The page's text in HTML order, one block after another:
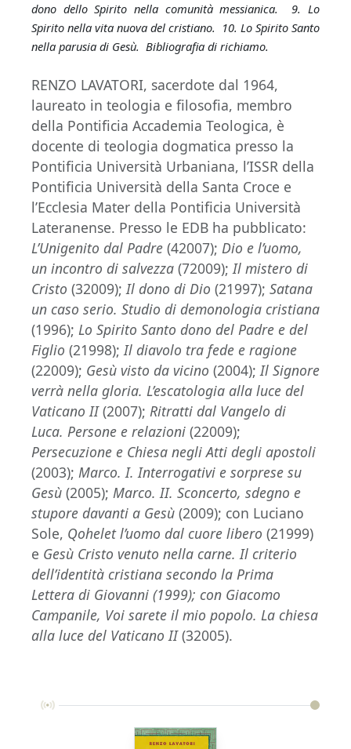
dono dello Spirito nella comunità messianica. 9. Lo
Spirito nella vita nuova del cristiano. 10. Lo Spirito Santo
nella parusia di Gesù. Bibliografia di richiamo.
RENZO LAVATORI, sacerdote dal 1964,
laureato in teologia e filosofia, membro
della Pontificia Accademia Teologica, è
docente di teologia dogmatica presso la
Pontificia Università Urbaniana, l’ISSR della
Pontificia Università della Santa Croce e
l’Ecclesia Mater della Pontificia Università
Lateranense. Presso le EDB ha pubblicato:
L’Unigenito dal Padre (42007); Dio e l’uomo,
un incontro di salvezza (72009);Il mistero di
Cristo (32009);Il dono di Dio (21997); Satana
un caso serio. Studio di demonologia cristiana
(1996); Lo Spirito Santo dono del Padre e del
Figlio (21998);Il diavolo tra fede e ragione
(22009); Gesù visto da vicino (2004);Il Signore
verrà nella gloria. L’escatologia alla luce del
Vaticano II(2007); Ritratti dal Vangelo di
Luca. Persone e relazioni (22009);
Persecuzione e Chiesa negli Atti degli apostoli
(2003); Marco. I. Interrogativi e sorprese su
Gesù (2005); Marco. II. Sconcerto, sdegno e
stupore davanti a Gesù (2009); con Luciano
Sole, Qohelet l’uomo dal cuore libero (21999)
e Gesù Cristo venuto nella carne. Il criterio
dell’identità cristiana secondo la Prima
Lettera di Giovanni (1999); con Giacomo
Campanile, Voi sarete il mio popolo. La chiesa
alla luce del Vaticano II(32005).